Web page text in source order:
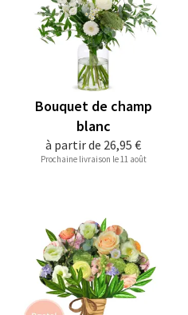
à partir de 26,95 €
Bouquet de champ
blanc
Prochaine livraison le 11 août